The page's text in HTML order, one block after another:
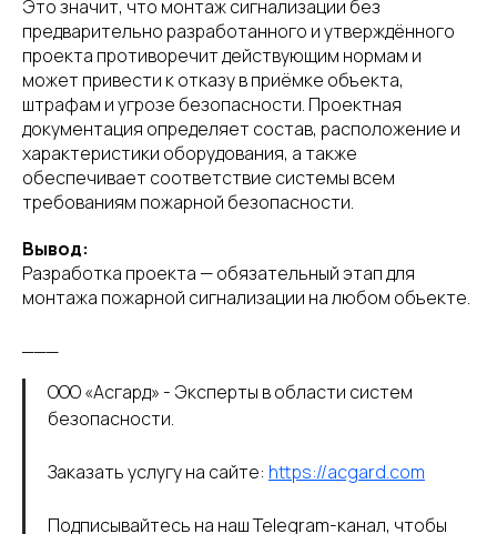
Это значит, что монтаж сигнализации без
предварительно разработанного и утверждённого
проекта противоречит действующим нормам и
может привести к отказу в приёмке объекта,
штрафам и угрозе безопасности. Проектная
документация определяет состав, расположение и
характеристики оборудования, а также
обеспечивает соответствие системы всем
требованиям пожарной безопасности.
Вывод:
Разработка проекта — обязательный этап для
монтажа пожарной сигнализации на любом объекте.
ООО «Асгард» - Эксперты в области систем
безопасности.
Заказать услугу на сайте: https://acgard.com
Подписывайтесь на наш Telegram-канал, чтобы